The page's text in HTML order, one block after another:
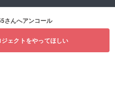
さんへアンコール
ェクトをやってほしい